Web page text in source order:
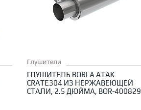
Глушители
ГЛУШИТЕЛЬ BORLA ATAK
CRATE304 ИЗ НЕРЖАВЕЮЩЕЙ
СТАЛИ, 2.5 ДЮЙМА, BOR-400829